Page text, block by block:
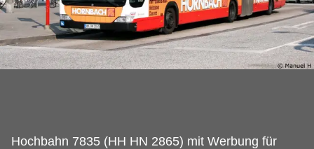
Hochbahn 7835 (HH HN 2865) mit Werbung für